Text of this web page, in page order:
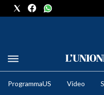
METEO
ProgrammaUS Video